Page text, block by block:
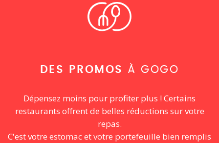
DES PROMOS À GOGO
Dépensez moins pour profiter plus ! Certains
restaurants offrent de belles réductions sur votre
repas.
C'est votre estomac et votre portefeuille bien remplis